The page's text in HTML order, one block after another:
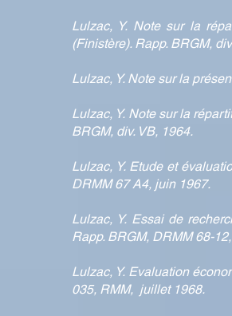
Lulzac, Y. Note sur la
(Finistère). Rapp. BRGM,
Lulzac, Y. Note sur la
Lulzac, Y. Note sur la
BRGM, div. VB, 1964.
Lulzac, Y. Etude et
DRMM 67 A4, juin 1967.
Lulzac, Y. Essai de
Rapp. BRGM, DRMM 68-
Lulzac, Y. Evaluation
035, RMM, juillet 1968.